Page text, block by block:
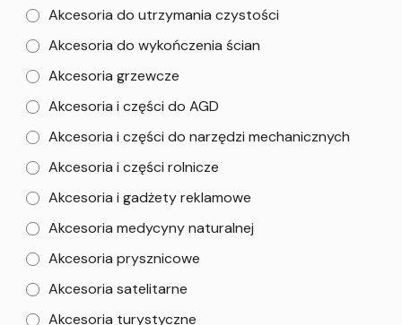
Akcesoria do utrzymania czystości
Akcesoria do wykończenia ścian
Akcesoria grzewcze
Akcesoria i części do AGD
Akcesoria i części do narzędzi mechanicznych
Akcesoria i części rolnicze
Akcesoria i gadżety reklamowe
Akcesoria medycyny naturalnej
Akcesoria prysznicowe
Akcesoria satelitarne
Akcesoria turystyczne